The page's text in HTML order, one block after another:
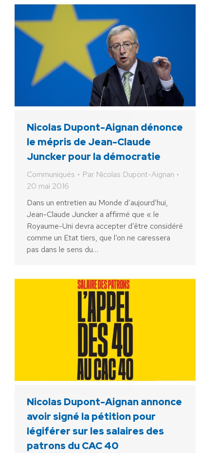
Nicolas Dupont-Aignan dénonce
le mépris de Jean-Claude
Juncker pour la démocratie
Communiqués Par Nicolas Dupont-Aignan
20 mai 2016
Dans un entretien au Monde d’aujourd’hui,
Jean-Claude Juncker a affirmé que « le
Royaume-Uni devra accepter d’être considéré
comme un Etat tiers, que l’on ne caressera
pas dans le sens du…
Nicolas Dupont-Aignan annonce
avoir signé la pétition pour
légiférer sur les salaires des
patrons du CAC 40